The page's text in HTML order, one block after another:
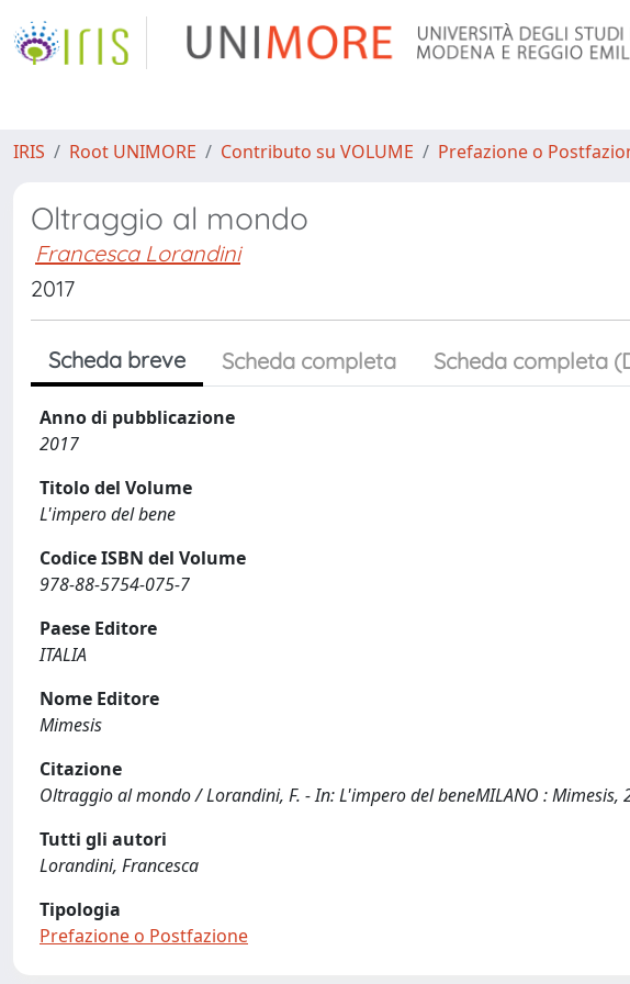
IRIS Root UNIMORE Contributo su VOLUME Prefazione o
Oltraggio al mondo
Francesca Lorandini
2017
Scheda breve Scheda completa Scheda completa
Anno di pubblicazione
2017
Titolo del Volume
L'impero del bene
Codice ISBN del Volume
978-88-5754-075-7
Paese Editore
ITALIA
Nome Editore
Mimesis
Citazione
Oltraggio al mondo / Lorandini, F. - In: L'impero del beneMILANO :
Tutti gli autori
Lorandini, Francesca
Tipologia
Prefazione o Postfazione